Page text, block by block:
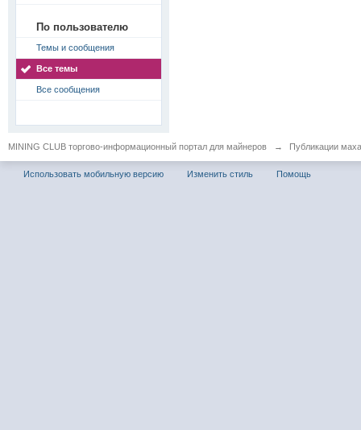
По пользователю
Темы и сообщения
Все темы
Все сообщения
MINING CLUB торгово-информационный портал для майнеров → Публикации
Использовать мобильную версию Изменить стиль Помощь